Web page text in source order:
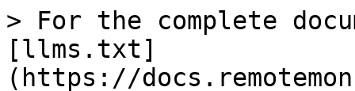
> For the complete
[llms.txt]
(https://